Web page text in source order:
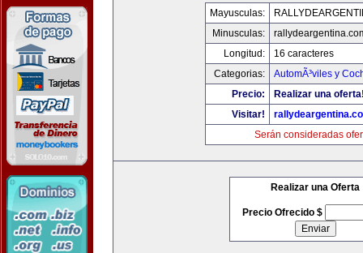
Mayusculas:
Minusculas:
Longitud:
16 caracteres
Categorias:
AutomÃ³viles y
Precio:
Realizar una
Visitar!
Serán consideradas
Realizar una Oferta
Precio Ofrecido $